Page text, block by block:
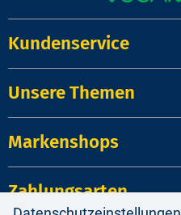
Kundenservice
Unsere Themen
Markenshops
Zahlungsarten